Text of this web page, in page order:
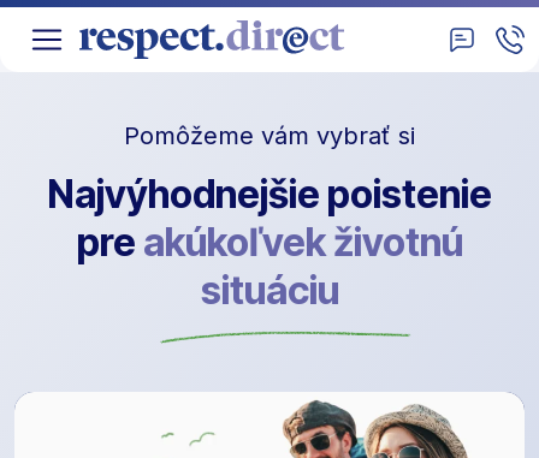
Pomôžeme vám vybrať si
Najvýhodnejšie poistenie
pre akúkoľvek životnú
situáciu